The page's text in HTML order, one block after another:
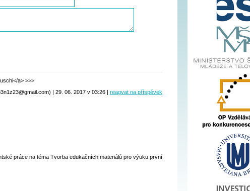
a> >>>
| 29. 06. 2017 v 03:26 | reagvat na příspěvek
práce na téma Tvorba edukačních materiálů pro výuku první